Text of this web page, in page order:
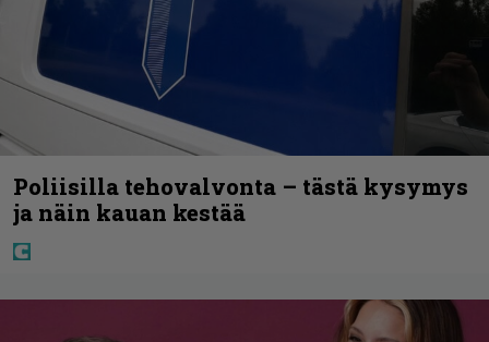
Poliisilla tehovalvonta – tästä kysymys
ja näin kauan kestää